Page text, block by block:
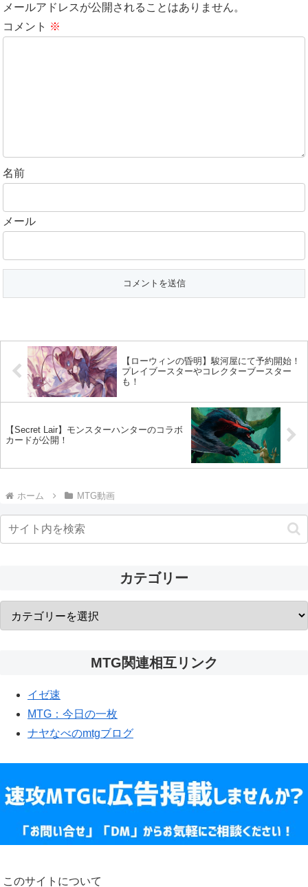
メールアドレスが公開されることはありません。
コメント ※
名前
メール
【ローウィンの昏明】駿河屋にて予約開始！
プレイブースターやコレクターブースター
も！
【Secret Lair】モンスターハンターのコラボ
カードが公開！
ホーム MTG動画
カテゴリー
MTG関連相互リンク
イゼ速
MTG：今日の一枚
ナヤなべのmtgブログ
このサイトについて